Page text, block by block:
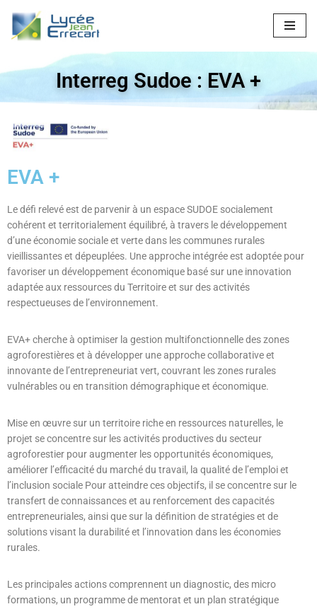
Aller
contenu
Interreg Sudoe : EVA +
EVA +
Le défi relevé est de parvenir à un espace SUDOE socialement
cohérent et territorialement équilibré, à travers le développement
d’une économie sociale et verte dans les communes rurales
vieillissantes et dépeuplées. Une approche intégrée est adoptée pour
favoriser un développement économique basé sur une innovation
adaptée aux ressources du Territoire et sur des activités
respectueuses de l’environnement.
EVA+ cherche à optimiser la gestion multifonctionnelle des zones
agroforestières et à développer une approche collaborative et
innovante de l’entrepreneuriat vert, couvrant les zones rurales
vulnérables ou en transition démographique et économique.
Mise en œuvre sur un territoire riche en ressources naturelles, le
projet se concentre sur les activités productives du secteur
agroforestier pour augmenter les opportunités économiques,
améliorer l’efficacité du marché du travail, la qualité de l’emploi et
l’inclusion sociale Pour atteindre ces objectifs, il se concentre sur le
transfert de connaissances et au renforcement des capacités
entrepreneuriales, ainsi que sur la définition de stratégies et de
solutions visant la durabilité et l’innovation dans les économies
rurales.
Les principales actions comprennent un diagnostic, des micro
formations, un programme de mentorat et un plan stratégique